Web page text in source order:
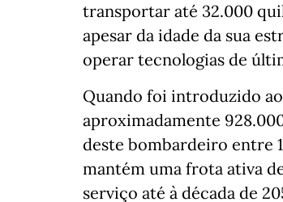
transportar até 32.000
apesar da idade da sua
operar tecnologias de
Quando foi introduzido
aproximadamente
deste bombardeiro entre
mantém uma frota ativa
serviço até à década de